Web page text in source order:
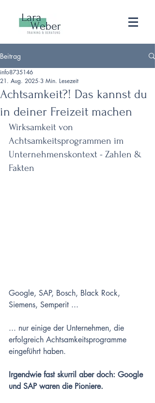
Beitrag
Achtsamkeit?! Das kannst du
in deiner Freizeit machen
info8735146
21. Aug. 2025 3 Min. Lesezeit
Wirksamkeit von
Achtsamkeitsprogrammen im
Unternehmenskontext - Zahlen &
Fakten
Google, SAP, Bosch, Black Rock,
Siemens, Semperit ...
... nur einige der Unternehmen, die
erfolgreich Achtsamkeitsprogramme
eingeführt haben.
Irgendwie fast skurril aber doch: Google
und SAP waren die Pioniere.